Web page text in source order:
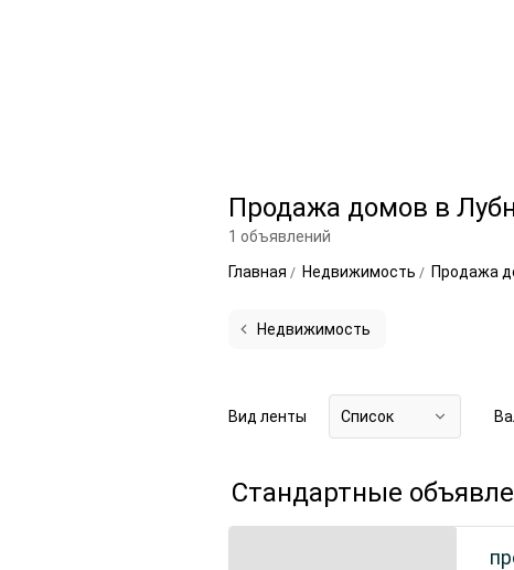
Продажа домов в
1 объявлений
Главная
Недвижимость Продажа
Недвижимость
Вид ленты Список
Стандартные